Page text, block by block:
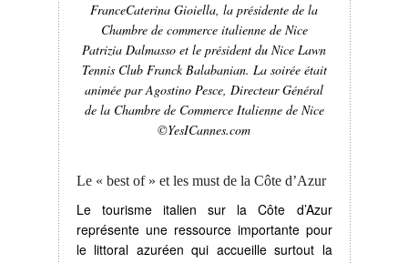
FranceCaterina Gioiella, la présidente de la
Chambre de commerce italienne de Nice
Patrizia Dalmasso et le président du Nice Lawn
Tennis Club Franck Balabanian. La soirée était
animée par Agostino Pesce, Directeur Général
de la Chambre de Commerce Italienne de Nice
©YesICannes.com
Le « best of » et les must de la Côte d’Azur
Le tourisme italien sur la Côte d’Azur
représente une ressource importante pour
le littoral azuréen qui accueille surtout la